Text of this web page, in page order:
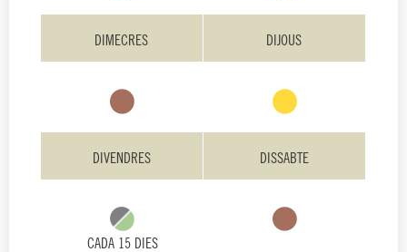
DIMECRES DIJOUS
DIVENDRES
CADA 15 DIES
DISSABTE